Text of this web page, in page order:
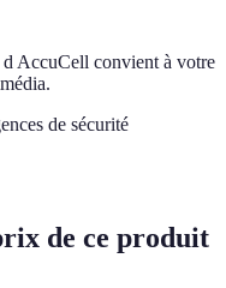
AccuCell convient à votre
de sécurité
de ce produit